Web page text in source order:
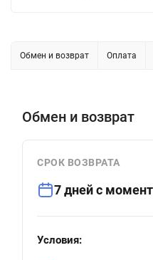
Обмен и возврат Оплата
Обмен и возврат
СРОК ВОЗВРАТА
7 дней с
Условия: